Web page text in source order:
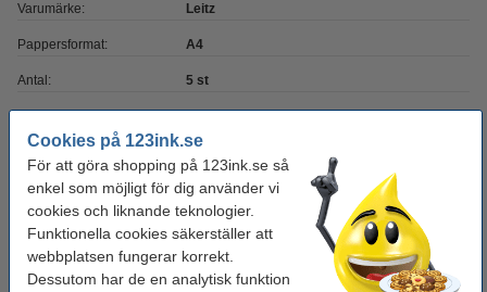
Cookies på 123ink.se
För att göra shopping på 123ink.se så
enkel som möjligt för dig använder vi
cookies och liknande teknologier.
Funktionella cookies säkerställer att
webbplatsen fungerar korrekt.
Dessutom har de en analytisk funktion
Varumärke: Leitz
Pappersformat: A4
Antal: 5 st
Glöm inte att beställa!
Tejphållare 19mm + 8x standard tejp 19mm x
33m | 123ink | svart
130 kr
Pennställ svart fem fack | 123ink
44 kr